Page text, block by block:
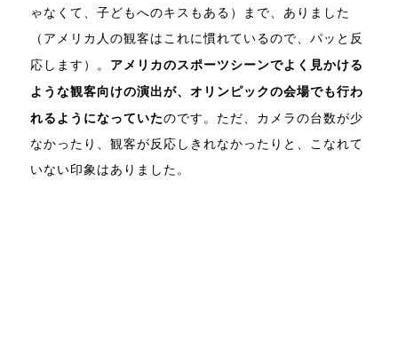
ゃなくて、子どもへのキスもある）まで、ありました
（アメリカ人の観客はこれに慣れているので、パッと反
応します）。 アメリカのスポーツシーンでよく見かける
ような観客向けの演出が、オリンピックの会場でも行わ
れるようになっていたのです。ただ、カメラの台数が少
なかったり、観客が反応しきれなかったりと、こなれて
いない印象はありました。